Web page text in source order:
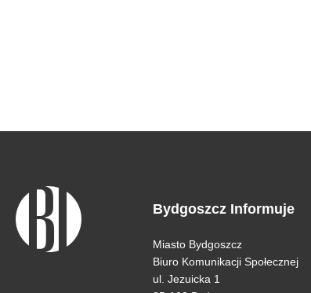
Bydgoszcz Informuje
Miasto Bydgoszcz
Biuro Komunikacji Społecznej
ul. Jezuicka 1